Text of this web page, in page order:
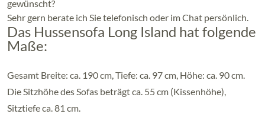
gewünscht?
Sehr gern berate ich Sie telefonisch oder im Chat persönlich.
Das Hussensofa Long Island hat folgende
Maße:
Gesamt Breite: ca. 190 cm, Tiefe: ca. 97 cm, Höhe: ca. 90 cm.
Die Sitzhöhe des Sofas beträgt ca. 55 cm (Kissenhöhe),
Sitztiefe ca. 81 cm.